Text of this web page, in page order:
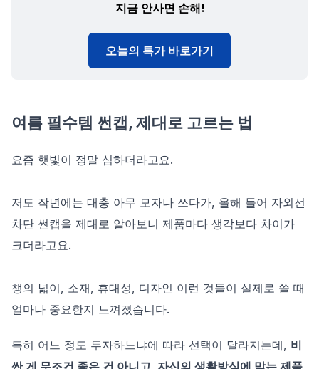
지금 안사면 손해!
오늘의 특가 바로가기
여름 필수템 썬캡, 제대로 고르는 법
요즘 햇빛이 정말 심하더라고요.
저도 작년에는 대충 아무 모자나 쓰다가, 올해 들어 자외선
차단 썬캡을 제대로 알아보니 제품마다 생각보다 차이가
크더라고요.
챙의 넓이, 소재, 휴대성, 디자인 이런 것들이 실제로 쓸 때
얼마나 중요한지 느껴졌습니다.
특히 어느 정도 투자하느냐에 따라 선택이 달라지는데, 비
싼 게 무조건 좋은 건 아니고, 자신의 생활방식에 맞는 제품